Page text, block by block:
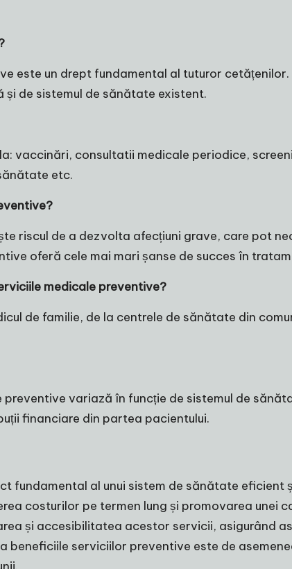
este un drept fundamental al tuturor
de sistemul de sănătate existent.
vaccinări, consultatii medicale periodice,
etc.
riscul de a dezvolta afecțiuni grave, care pot
oferă cele mai mari șanse de succes în
medicale preventive?
de familie, de la centrele de sănătate din
variază în funcție de sistemul de
financiare din partea pacientului.
fundamental al unui sistem de sănătate
costurilor pe termen lung și promovarea unei
și accesibilitatea acestor servicii, asigurând
beneficiile serviciilor preventive este de